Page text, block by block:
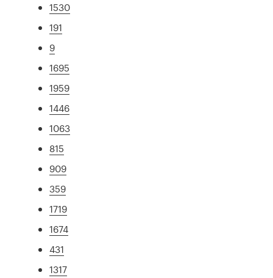
1530
191
9
1695
1959
1446
1063
815
909
359
1719
1674
431
1317